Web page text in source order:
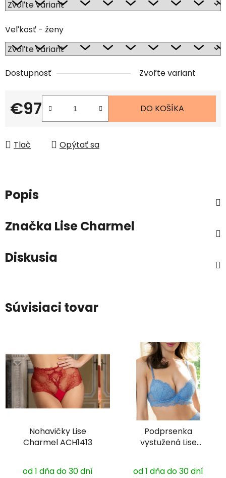
Veľkosť - ženy
Dostupnosť Zvoľte variant
€97
Jednotková cena:
DO KOŠÍKA
Tlač Opýtať sa
Popis
Značka Lise Charmel
Diskusia
Súvisiaci tovar
Nohavičky Lise
Charmel ACH1413
od 1 dňa do 30 dní
Podprsenka
vystužená Lise
od 1 dňa do 30 dní